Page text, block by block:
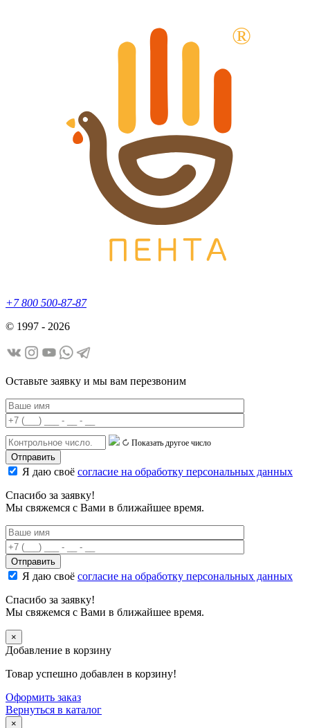
+7 800 500-87-87
© 1997 - 2026
Оставьте заявку и мы вам перезвоним
Показать другое число
Я даю своё согласие на обработку персональных данных
Спасибо за заявку!
Мы свяжемся с Вами в ближайшее время.
Я даю своё согласие на обработку персональных данных
Спасибо за заявку!
Мы свяжемся с Вами в ближайшее время.
×
Добавление в корзину
Товар успешно добавлен в корзину!
Оформить заказ
Вернуться в каталог
×